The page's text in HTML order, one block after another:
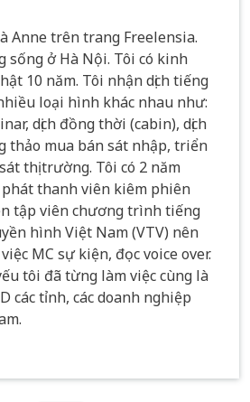
Anne trên trang Freelensia.
sống ở Hà Nội. Tôi có kinh
10 năm. Tôi nhận dịch tiếng
loại hình khác nhau như:
dịch đồng thời (cabin), dịch
thảo mua bán sát nhập, triển
thị trường. Tôi có 2 năm
thanh viên kiêm phiên
tập viên chương trình tiếng
hình Việt Nam (VTV) nên
MC sự kiện, đọc voice over.
tôi đã từng làm việc cùng là
các tỉnh, các doanh nghiệp